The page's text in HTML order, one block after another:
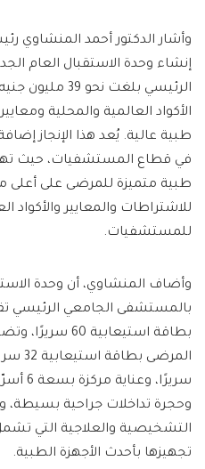
وأشار الدكتور أحمد المنشاوي
إنشاء وحدة الاستقبال العام
الرئيسي بلغت
الأكواد العالمية والمحلية
طبية عالية. يُعد هذا الإنجاز
في قطاع المستشفيات، حيث
طبية متميزة للمرضى على أعلى
للاشتراطات والمعايير والأكواد
للمستشفيات.
وأضاف المنشاوي، أن وحدة
بطاقة
وحجرة تداخلات جراحية بسيطة،
التشخيصية والعلاجية التي
تجهيزها بأحدث الأجهزة الطبية.